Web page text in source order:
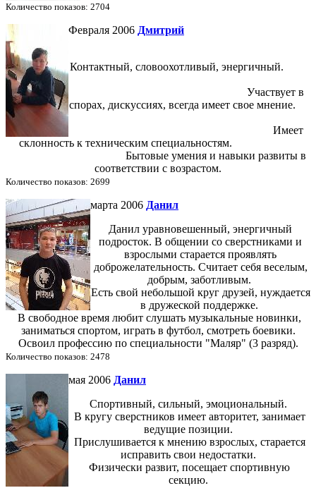
Количество показов: 2704
Февраля 2006 Дмитрий
Контактный, словоохотливый, энергичный.
Участвует в
спорах, дискуссиях, всегда имеет свое мнение.
Имеет
склонность к техническим специальностям.
Бытовые умения и навыки развиты в
соответствии с возрастом.
Количество показов: 2699
марта 2006 Данил
Данил уравновешенный, энергичный
подросток. В общении со сверстниками и
взрослыми старается проявлять
доброжелательность. Считает себя веселым,
добрым, заботливым.
Есть свой небольшой круг друзей, нуждается
в дружеской поддержке.
В свободное время любит слушать музыкальные новинки,
заниматься спортом, играть в футбол, смотреть боевики.
Освоил профессию по специальности "Маляр" (3 разряд).
Количество показов: 2478
мая 2006 Данил
Спортивный, сильный, эмоциональный.
В кругу сверстников имеет авторитет, занимает
ведущие позиции.
Прислушивается к мнению взрослых, старается
исправить свои недостатки.
Физически развит, посещает спортивную
секцию.